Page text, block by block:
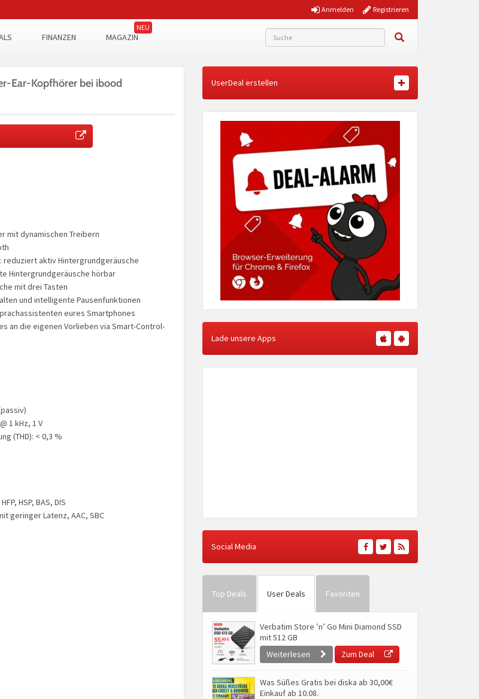
Registrieren
Anmelden
FINANZEN MAGAZIN
Ear-Kopfhörer bei ibood
mit dynamischen Treibern
reduziert aktiv Hintergrundgeräusche
Hintergrundgeräusche hörbar
mit drei Tasten
und intelligente Pausenfunktionen
eures Smartphones
an die eigenen Vorlieben via Smart-Control-
1 kHz, 1 V
(THD): < 0,3 %
HSP, BAS, DIS
geringer Latenz, AAC, SBC
UserDeal erstellen
Lade unsere Apps
Social Media
Top Deals User Deals Favoriten
Verbatim Store ’n’ Go Mini Diamond SSD
mit 512 GB
Weiterlesen
Zum Deal
Was Süßes Gratis bei diska ab 30,00€
Einkauf ab 10.08.